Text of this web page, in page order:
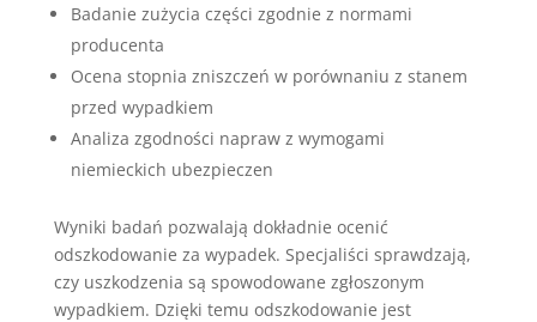
Badanie zużycia części zgodnie z normami
producenta
Ocena stopnia zniszczeń w porównaniu z stanem
przed wypadkiem
Analiza zgodności napraw z wymogami
niemieckich ubezpieczen
Wyniki badań pozwalają dokładnie ocenić
odszkodowanie za wypadek. Specjaliści sprawdzają,
czy uszkodzenia są spowodowane zgłoszonym
wypadkiem. Dzięki temu odszkodowanie jest